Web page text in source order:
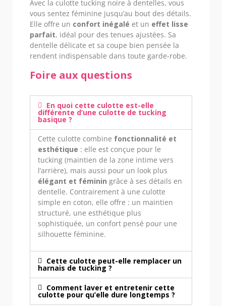
Avec la culotte tucking noire à dentelles, vous
vous sentez féminine jusqu’au bout des détails.
Elle offre un confort inégalé et un effet lisse
parfait, idéal pour des tenues ajustées. Sa
dentelle délicate et sa coupe bien pensée la
rendent indispensable dans toute garde-robe.
Foire aux questions
En quoi cette culotte est-elle
différente d’une culotte de tucking
basique ?
Cette culotte combine fonctionnalité et
esthétique : elle est conçue pour le
tucking (maintien de la zone intime vers
l’arrière), mais aussi pour un look plus
élégant et féminin grâce à ses détails en
dentelle. Contrairement à une culotte
simple en coton, elle offre : un maintien
structuré, une esthétique plus
sophistiquée, un confort pensé pour une
silhouette féminine.
Cette culotte peut-elle remplacer un
harnais de tucking ?
Comment laver et entretenir cette
culotte pour qu’elle dure longtemps ?